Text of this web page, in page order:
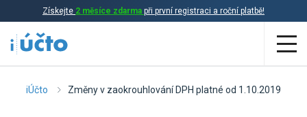
Získejte 2 měsíce zdarma při první registraci a roční platbě!
Aplikace
iÚčto Změny v zaokrouhlování DPH platné od 1.10.2019